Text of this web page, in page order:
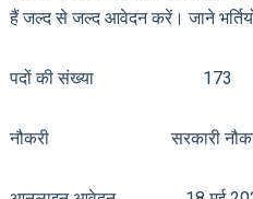
हैं जल्द से जल्द आवेदन करें। जाने
पदों की संख्या 173
नौकरी सरकारी